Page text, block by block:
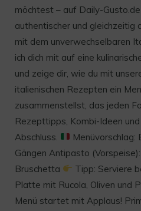
möchtest – auf Daily-
authentischer und gleichzeitig
mit dem unverwechselbaren
ich dich mit auf eine
und zeige dir, wie du mit
italienischen Rezepten ein
zusammenstellst, das jeden
Rezepttipps, Kombi-Ideen
Abschluss.
Menüvorschlag:
Gängen Antipasto
Bruschetta
Tipp: Serviere
Platte mit Rucola, Oliven und
Menü startet mit Applaus!